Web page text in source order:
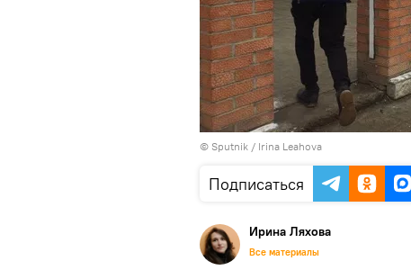
© Sputnik / Irina Leahova
Подписаться
Ирина Ляхова
Все материалы